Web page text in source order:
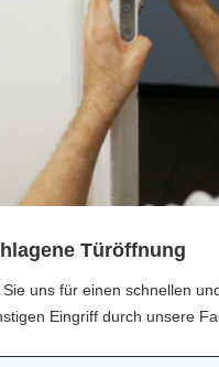
Türöffnung
uns für einen schnellen
Eingriff durch unsere